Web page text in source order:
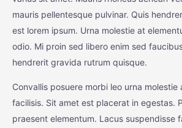
mauris pellentesque pulvinar. Quis
est lorem ipsum. Urna molestie at
odio. Mi proin sed libero enim sed
hendrerit gravida rutrum quisque.
Convallis posuere morbi leo urna molestie
facilisis. Sit amet est placerat in egestas.
praesent elementum. Lacus suspendisse